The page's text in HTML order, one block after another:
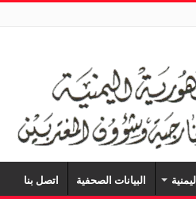
البيانات الصحفية اتصل بنا